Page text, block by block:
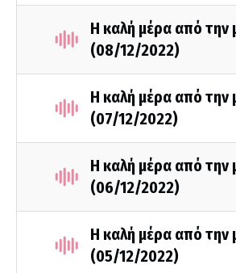
Η καλή μέρα από την
(08/12/2022)
Η καλή μέρα από την
(07/12/2022)
Η καλή μέρα από την
(06/12/2022)
Η καλή μέρα από την
(05/12/2022)